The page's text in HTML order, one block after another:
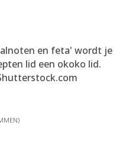
en feta' wordt je
lid een okoko lid.